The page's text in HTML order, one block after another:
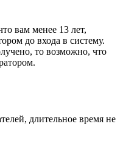
вам менее 13 лет,
до входа в систему.
то возможно, что
длительное время не